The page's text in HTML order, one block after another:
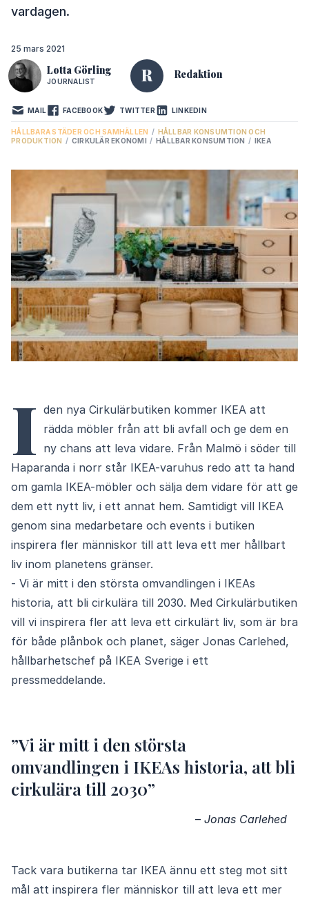
vardagen.
25 mars 2021
Lotta Görling
JOURNALIST R Redaktion
MAIL FACEBOOK TWITTER LINKEDIN
HÅLLBARA STÄDER OCH SAMHÄLLEN / HÅLLBAR KONSUMTION OCH
PRODUKTION / CIRKULÄR EKONOMI / HÅLLBAR KONSUMTION / IKEA
I den nya Cirkulärbutiken kommer IKEA att
rädda möbler från att bli avfall och ge dem en
ny chans att leva vidare. Från Malmö i söder till
Haparanda i norr står IKEA-varuhus redo att ta hand
om gamla IKEA-möbler och sälja dem vidare för att ge
dem ett nytt liv, i ett annat hem. Samtidigt vill IKEA
genom sina medarbetare och events i butiken
inspirera fler människor till att leva ett mer hållbart
liv inom planetens gränser.
- Vi är mitt i den största omvandlingen i IKEAs
historia, att bli cirkulära till 2030. Med Cirkulärbutiken
vill vi inspirera fler att leva ett cirkulärt liv, som är bra
för både plånbok och planet, säger Jonas Carlehed,
hållbarhetschef på IKEA Sverige i ett
pressmeddelande.
”Vi är mitt i den största
omvandlingen i IKEAs historia, att bli
cirkulära till 2030”
– Jonas Carlehed
Tack vara butikerna tar IKEA ännu ett steg mot sitt
mål att inspirera fler människor till att leva ett mer